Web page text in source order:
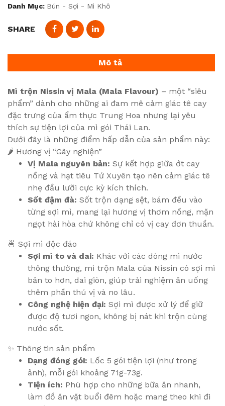
Danh Mục: Bún - Sợi - Mì Khô
SHARE
Mô tả
Mì trộn Nissin vị Mala (Mala Flavour) – một “siêu
phẩm” dành cho những ai đam mê cảm giác tê cay
đặc trưng của ẩm thực Trung Hoa nhưng lại yêu
thích sự tiện lợi của mì gói Thái Lan.
Dưới đây là những điểm hấp dẫn của sản phẩm này:
🌶️ Hương vị “Gây nghiện”
Vị Mala nguyên bản: Sự kết hợp giữa ớt cay
nồng và hạt tiêu Tứ Xuyên tạo nên cảm giác tê
nhẹ đầu lưỡi cực kỳ kích thích.
Sốt đậm đà: Sốt trộn dạng sệt, bám đều vào
từng sợi mì, mang lại hương vị thơm nồng, mặn
ngọt hài hòa chứ không chỉ có vị cay đơn thuần.
🍜 Sợi mì độc đáo
Sợi mì to và dai: Khác với các dòng mì nước
thông thường, mì trộn Mala của Nissin có sợi mì
bản to hơn, dai giòn, giúp trải nghiệm ăn uống
thêm phần thú vị và no lâu.
Công nghệ hiện đại: Sợi mì được xử lý để giữ
được độ tươi ngon, không bị nát khi trộn cùng
nước sốt.
✨ Thông tin sản phẩm
Dạng đóng gói: Lốc 5 gói tiện lợi (như trong
ảnh), mỗi gói khoảng 71g-73g.
Tiện ích: Phù hợp cho những bữa ăn nhanh,
làm đồ ăn vặt buổi đêm hoặc mang theo khi đi